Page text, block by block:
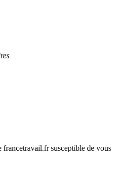
susceptible de vous